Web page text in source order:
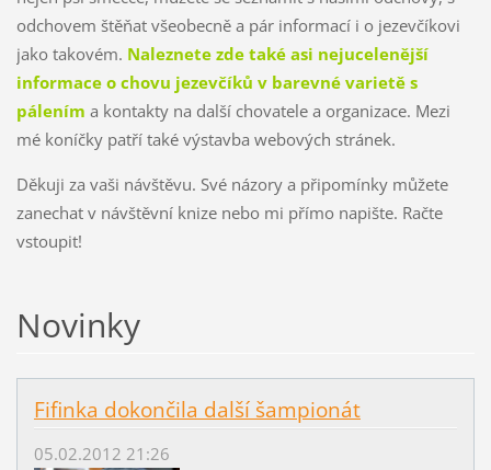
odchovem štěňat všeobecně a pár informací i o jezevčíkovi
jako takovém. Naleznete zde také asi nejucelenější
informace o chovu jezevčíků v barevné varietě s
pálením a kontakty na další chovatele a organizace. Mezi
mé koníčky patří také výstavba webových stránek.
Děkuji za vaši návštěvu. Své názory a připomínky můžete
zanechat v návštěvní knize nebo mi přímo napište. Račte
vstoupit!
Novinky
Fifinka dokončila další šampionát
05.02.2012 21:26